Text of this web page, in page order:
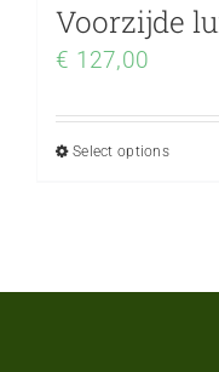
Voorzijde
€ 127,00
Select options